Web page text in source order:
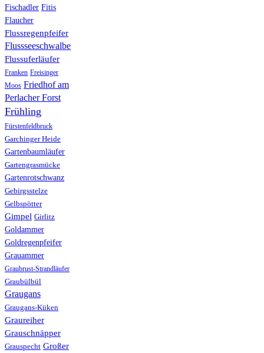
Fischadler Fitis
Flaucher
Flussregenpfeifer
Flussseeschwalbe
Flussuferläufer
Franken Freisinger
Moos Friedhof am
Perlacher Forst
Frühling
Fürstenfeldbruck
Garchinger Heide
Gartenbaumläufer
Gartengrasmücke
Gartenrotschwanz
Gebirgsstelze
Gelbspötter
Gimpel Girlitz
Goldammer
Goldregenpfeifer
Grauammer
Graubrust-Strandläufer
Graubülbül
Graugans
Graugans-Küken
Graureiher
Grauschnäpper
Grauspecht Großer